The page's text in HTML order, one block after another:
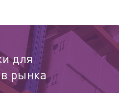
для
рынка